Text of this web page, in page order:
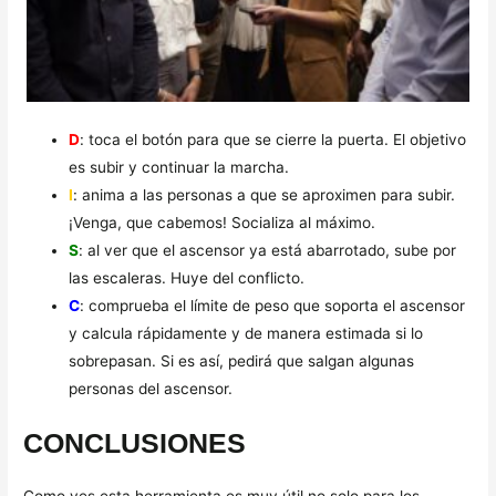
D: toca el botón para que se cierre la puerta. El objetivo
es subir y continuar la marcha.
I: anima a las personas a que se aproximen para subir.
¡Venga, que cabemos! Socializa al máximo.
S: al ver que el ascensor ya está abarrotado, sube por
las escaleras. Huye del conflicto.
C: comprueba el límite de peso que soporta el ascensor
y calcula rápidamente y de manera estimada si lo
sobrepasan. Si es así, pedirá que salgan algunas
personas del ascensor.
CONCLUSIONES